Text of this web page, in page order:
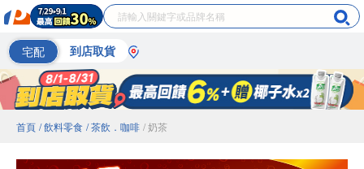
宅配 到店取貨
首頁 / 飲料零食 / 茶飲．咖啡 / 奶茶